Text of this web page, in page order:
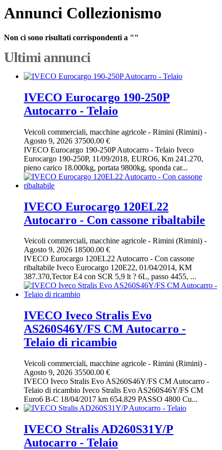
Annunci Collezionismo
Non ci sono risultati corrispondenti a ""
Ultimi annunci
IVECO Eurocargo 190-250P
Autocarro - Telaio
Veicoli commerciali, macchine agricole - Rimini (Rimini) -
Agosto 9, 2026 37500.00 €
IVECO Eurocargo 190-250P Autocarro - Telaio Iveco
Eurocargo 190-250P, 11/09/2018, EURO6, Km 241.270,
pieno carico 18.000kg, portata 9800kg, sponda car...
IVECO Eurocargo 120EL22
Autocarro - Con cassone ribaltabile
Veicoli commerciali, macchine agricole - Rimini (Rimini) -
Agosto 9, 2026 18500.00 €
IVECO Eurocargo 120EL22 Autocarro - Con cassone
ribaltabile Iveco Eurocargo 120E22, 01/04/2014, KM
387.370,Tector E4 con SCR 5,9 lt ? 6L, passo 4455, ...
IVECO Iveco Stralis Evo
AS260S46Y/FS CM Autocarro -
Telaio di ricambio
Veicoli commerciali, macchine agricole - Rimini (Rimini) -
Agosto 9, 2026 35500.00 €
IVECO Iveco Stralis Evo AS260S46Y/FS CM Autocarro -
Telaio di ricambio Iveco Stralis Evo AS260S46Y/FS CM
Euro6 B-C 18/04/2017 km 654.829 PASSO 4800 Cu...
IVECO Stralis AD260S31Y/P
Autocarro - Telaio